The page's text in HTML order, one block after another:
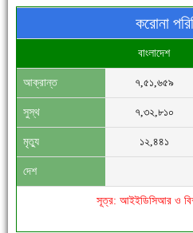
সিগমা ওয়েল ইন্ডাস্ট্রির মেকানিক ও গ্রাহক
করোনা
বাংলাদেশ
আক্রান্ত ৭,৫১,৬৫৯
সুস্থ ৭,৩২,৮১০
মৃত্যু ১২,৪৪১
দেশ
সূত্র: আইইডিসিআর ও